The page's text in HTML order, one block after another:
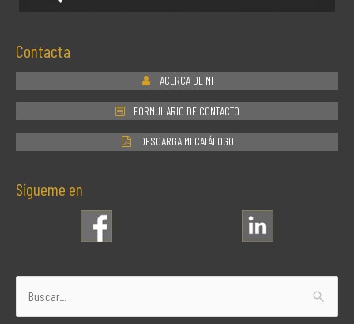
Contacta
ACERCA DE MI
FORMULARIO DE CONTACTO
DESCARGA MI CATÁLOGO
Sígueme en
Buscar
por: